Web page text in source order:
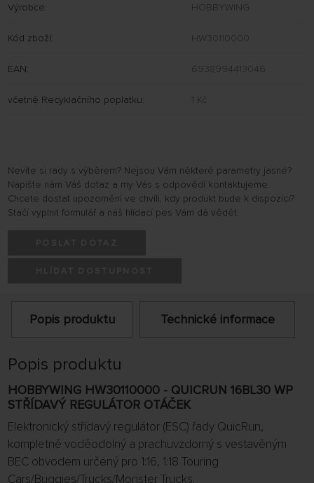
Výrobce: HOBBYWING
Kód zboží: HW30110000
EAN: 6938994413046
včetně Recyklačního poplatku: 1 Kč
Nevíte si rady s výběrem? Nejsou Vám některé parametry jasné?
Napište nám Váš dotaz a my Vás s odpovědí kontaktujeme.
Chcete dostat upozornění ve chvíli, kdy produkt bude k dispozici?
Stačí vyplnit formulář a náš hlídací pes Vám dá vědět.
Popis produktu Technické informace
Popis produktu
HOBBYWING HW30110000 - QUICRUN 16BL30 WP
STŘÍDAVÝ REGULÁTOR OTÁČEK
Elektronický střídavý regulátor (ESC) řady QuicRun,
kompletně voděodolný a prachuvzdorný s vestavěným
BEC obvodem určený pro 1:16, 1:18 Touring
Cars/Buggies/Trucks/Monster Trucks.